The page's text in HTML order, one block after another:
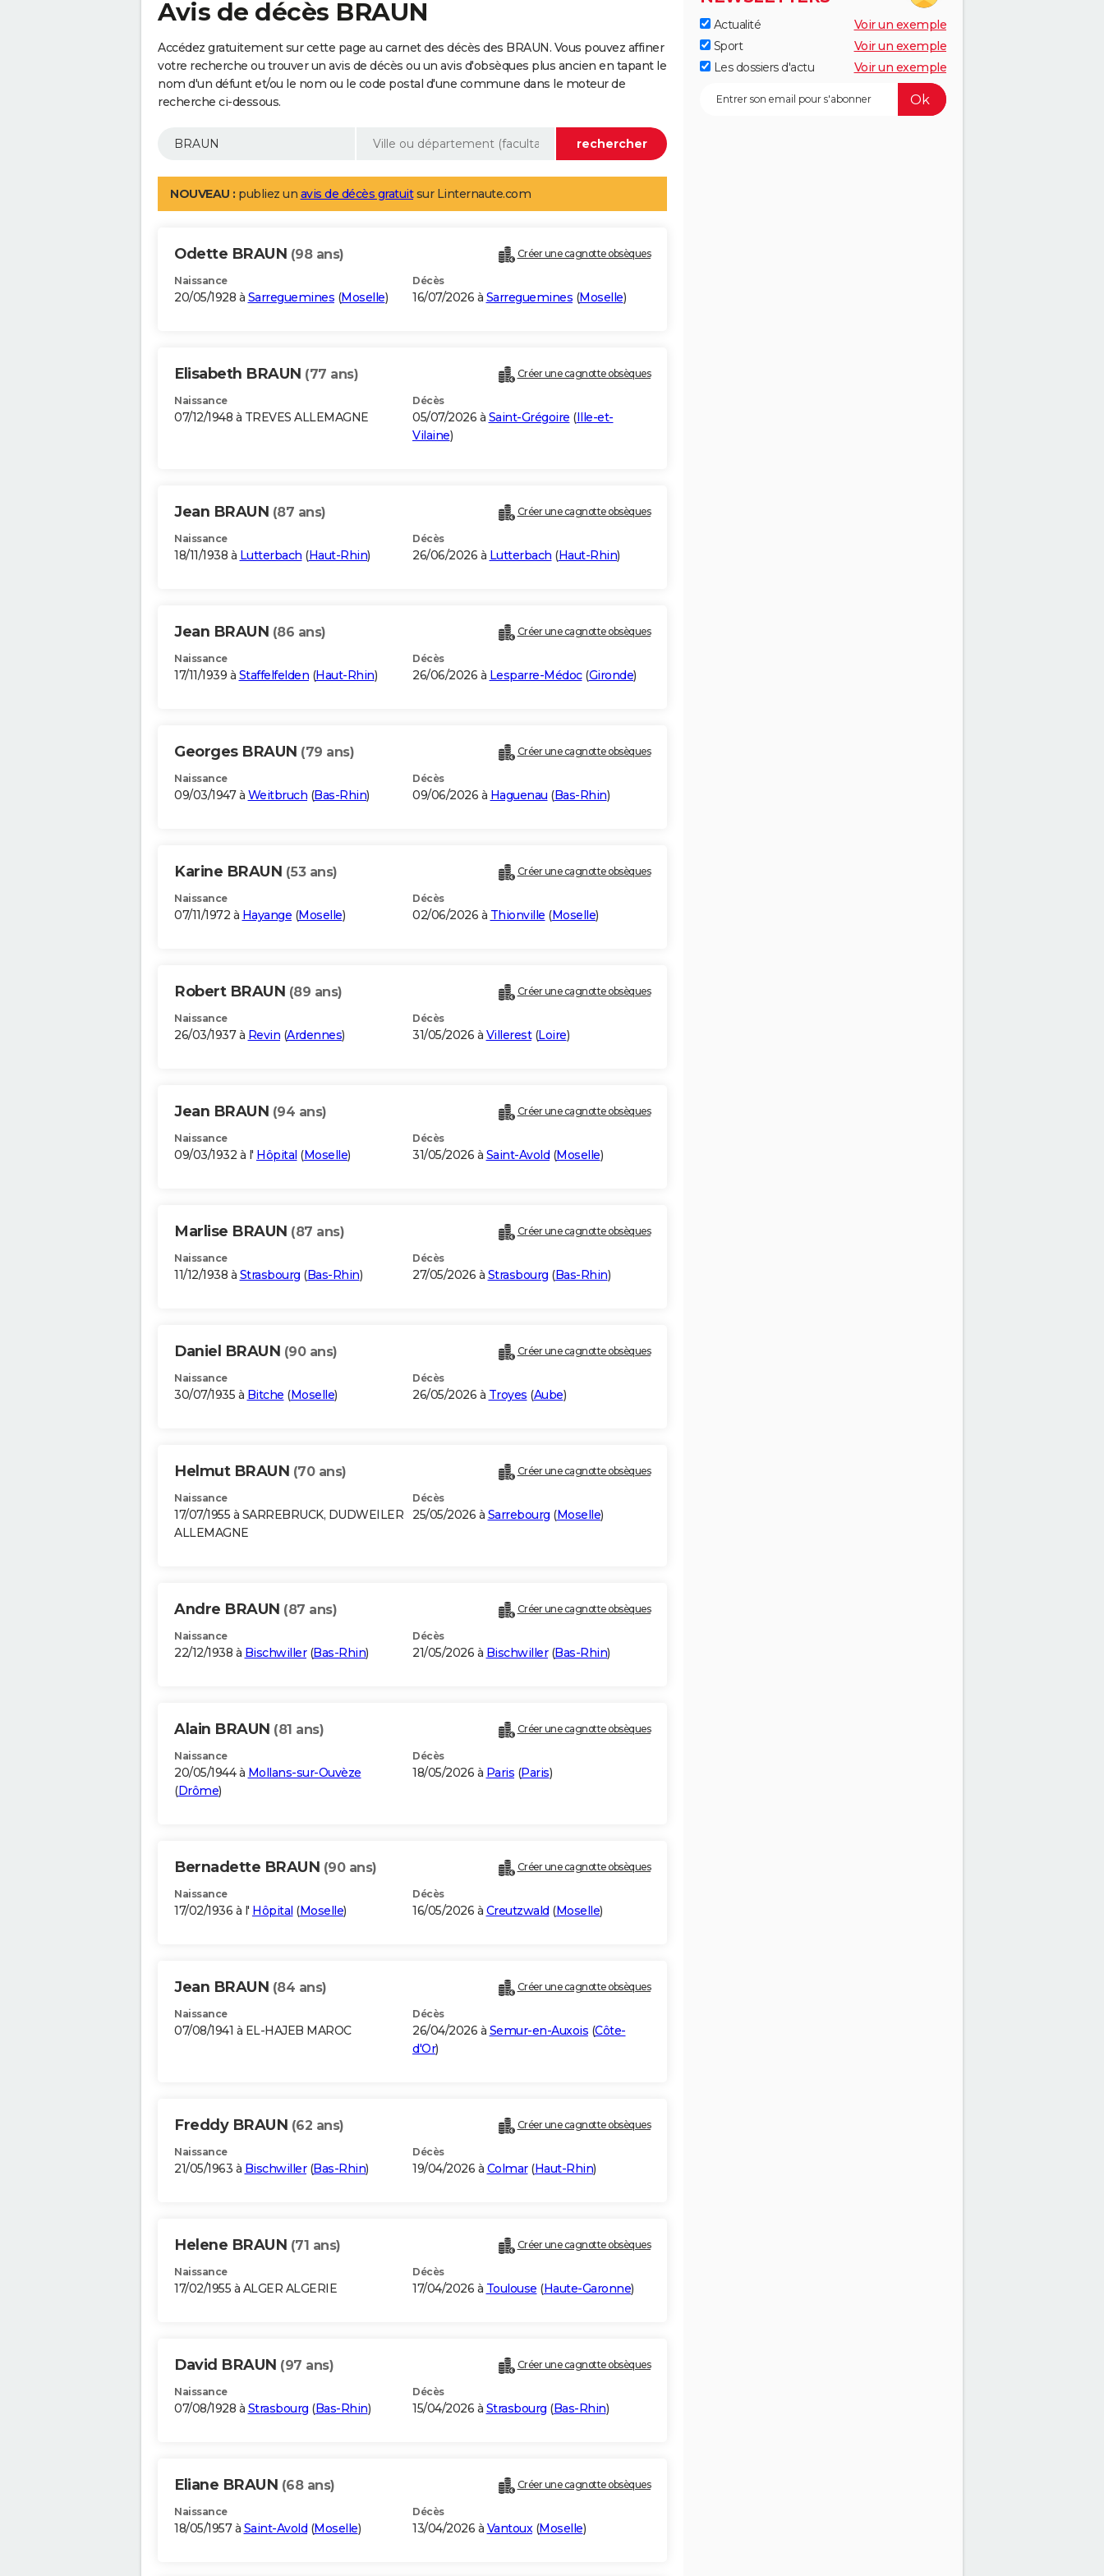
Avis de décès BRAUN
Accédez gratuitement sur cette page au carnet des décès des BRAUN. Vous pouvez affiner
votre recherche ou trouver un avis de décès ou un avis d'obsèques plus ancien en tapant le
nom d'un défunt et/ou le nom ou le code postal d'une commune dans le moteur de
recherche ci-dessous.
NOUVEAU : publiez un avis de décès gratuitsur Linternaute.com
Odette BRAUN (98 ans) Créer une cagnotte obsèques
Naissance
20/05/1928 à Sarreguemines (Moselle)
Décès
16/07/2026 à Sarreguemines (Moselle)
Elisabeth BRAUN (77 ans) Créer une cagnotte obsèques
Naissance
07/12/1948 à TREVES ALLEMAGNE
Décès
05/07/2026 à Saint-Grégoire (Ille-et-
Vilaine)
Jean BRAUN (87 ans) Créer une cagnotte obsèques
Naissance
18/11/1938 à Lutterbach (Haut-Rhin)
Décès
26/06/2026 à Lutterbach (Haut-Rhin)
Jean BRAUN (86 ans) Créer une cagnotte obsèques
Naissance
17/11/1939 à Staffelfelden (Haut-Rhin)
Décès
26/06/2026 à Lesparre-Médoc(Gironde)
Georges BRAUN (79 ans) Créer une cagnotte obsèques
Naissance
09/03/1947 à Weitbruch (Bas-Rhin)
Décès
09/06/2026 à Haguenau (Bas-Rhin)
Karine BRAUN (53 ans) Créer une cagnotte obsèques
Naissance
07/11/1972 à Hayange (Moselle)
Décès
02/06/2026 à Thionville (Moselle)
Robert BRAUN (89 ans) Créer une cagnotte obsèques
Naissance
26/03/1937 à Revin (Ardennes)
Décès
31/05/2026 à Villerest(Loire)
Jean BRAUN (94 ans) Créer une cagnotte obsèques
Naissance
09/03/1932 à l' Hôpital (Moselle)
Décès
31/05/2026 à Saint-Avold (Moselle)
Marlise BRAUN (87 ans) Créer une cagnotte obsèques
Naissance
11/12/1938 à Strasbourg (Bas-Rhin)
Décès
27/05/2026 à Strasbourg (Bas-Rhin)
Daniel BRAUN (90 ans) Créer une cagnotte obsèques
Naissance
30/07/1935 à Bitche (Moselle)
Décès
26/05/2026 à Troyes (Aube)
Helmut BRAUN (70 ans) Créer une cagnotte obsèques
Naissance
17/07/1955 à SARREBRUCK, DUDWEILER
ALLEMAGNE
Décès
25/05/2026 à Sarrebourg (Moselle)
Andre BRAUN (87 ans) Créer une cagnotte obsèques
Naissance
22/12/1938 à Bischwiller(Bas-Rhin)
Décès
21/05/2026 à Bischwiller(Bas-Rhin)
Alain BRAUN (81 ans) Créer une cagnotte obsèques
Naissance
20/05/1944 à Mollans-sur-Ouvèze
(Drôme)
Décès
18/05/2026 à Paris (Paris)
Bernadette BRAUN (90 ans) Créer une cagnotte obsèques
Naissance
17/02/1936 à l' Hôpital (Moselle)
Décès
16/05/2026 à Creutzwald (Moselle)
Jean BRAUN (84 ans) Créer une cagnotte obsèques
Naissance
07/08/1941 à EL-HAJEB MAROC
Décès
26/04/2026 à Semur-en-Auxois (Côte-
d'Or)
Freddy BRAUN (62 ans) Créer une cagnotte obsèques
Naissance
21/05/1963 à Bischwiller(Bas-Rhin)
Décès
19/04/2026 à Colmar(Haut-Rhin)
Helene BRAUN (71 ans) Créer une cagnotte obsèques
Naissance
17/02/1955 à ALGER ALGERIE
Décès
17/04/2026 à Toulouse (Haute-Garonne)
David BRAUN (97 ans) Créer une cagnotte obsèques
Naissance
07/08/1928 à Strasbourg (Bas-Rhin)
Décès
15/04/2026 à Strasbourg (Bas-Rhin)
Eliane BRAUN (68 ans) Créer une cagnotte obsèques
Naissance
18/05/1957 à Saint-Avold (Moselle)
Décès
13/04/2026 à Vantoux(Moselle)
Actualité
Voir un exemple
Sport
Voir un exemple
Les dossiers d'actu
Voir un exemple